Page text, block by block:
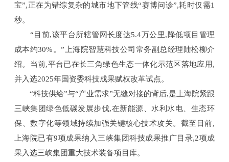
宝”,正在为错综复杂的城市地下管线“赛博问诊”,耗时仅需1
秒。
“目前,该平台所辖管网长度达5.4万公里,降低项目管理
成本约30%。”上海院智慧科技公司常务副总经理陆松柳介
绍。当前,平台已在长三角绿色生态一体化示范区落地应用,
并入选2025年国资委科技成果赋权改革试点。
“科技供给”与“产业需求”无缝对接的背后,是上海院紧跟
三峡集团绿色低碳发展步伐,在新能源、水利水电、生态环
保、数字化等领域持续加强关键核心技术攻关。截至目前,
上海院已有9项成果纳入三峡集团科技成果推广目录,2项成
果入选三峡集团重大技术装备项目库。